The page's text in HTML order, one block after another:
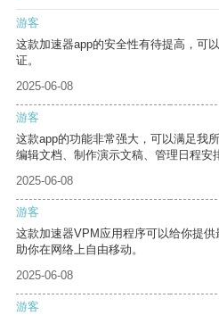
游客
这款加速器app的安全性有待提高，可
证。
2025-06-08
游客
这款app的功能非常强大，可以满足我
编辑文档、制作演示文稿、管理日程安
2025-06-08
游客
这款加速器VPM应用程序可以给你提
助你在网络上自由移动。
2025-06-08
游客